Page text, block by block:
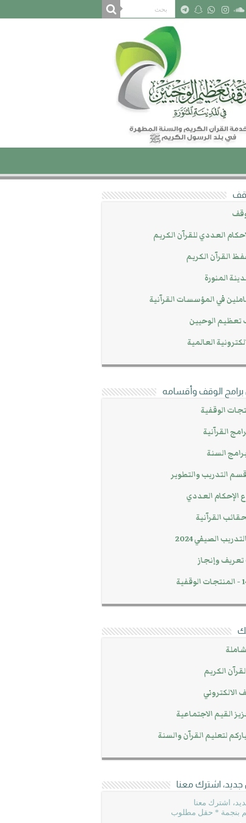
العددي للقرآن الكريم
القرآن الكريم
المنورة
في المؤسسات القرآنية
الوحيين
العالمية
الوقف وأقسامه
الوقفية
القرآنية
السنة
التدريب والتطوير
العددي
القرآنية
الصيفي 2024
وإنجاز
الكريم
الالكتروني
القيم الاجتماعية
لتعليم القرآن والسنة
اشترك معنا
اشترك معنا
بنجمة * حقل مطلوب